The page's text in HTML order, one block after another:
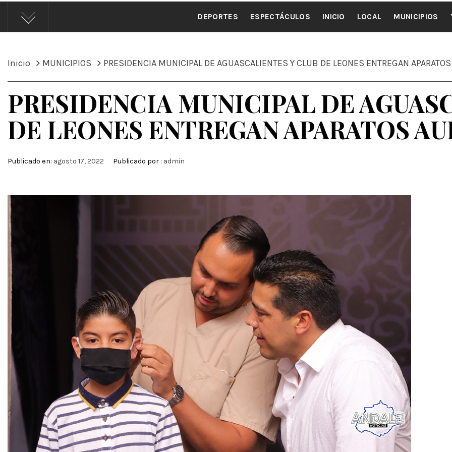
ÁNDALE
DEPORTES ESPECTÁCULOS INICIO LOCAL MUNICIPIOS
Inicio MUNICIPIOS PRESIDENCIA MUNICIPAL DE AGUASCALIENTES Y CLUB DE LEONES ENTREGAN
PRESIDENCIA MUNICIPAL DE
DE LEONES ENTREGAN APARATOS
Publicado en: agosto 17, 2022 Publicado por : admin